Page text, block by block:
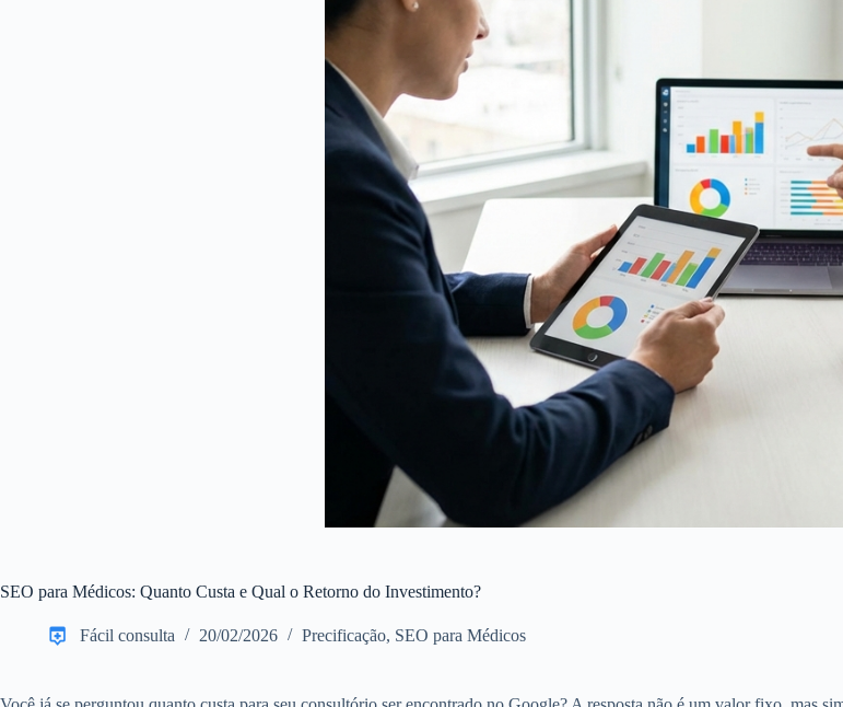
SEO para Médicos: Quanto Custa e Qual o Retorno do Investimento?
Fácil consulta 20/02/2026 Precificação, SEO para Médicos